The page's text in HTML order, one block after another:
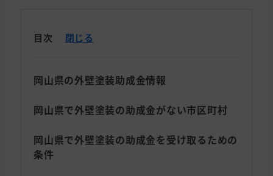
目次 閉じる
岡山県の外壁塗装助成金情報
岡山県で外壁塗装の助成金がない市区町村
岡山県で外壁塗装の助成金を受け取るための
条件